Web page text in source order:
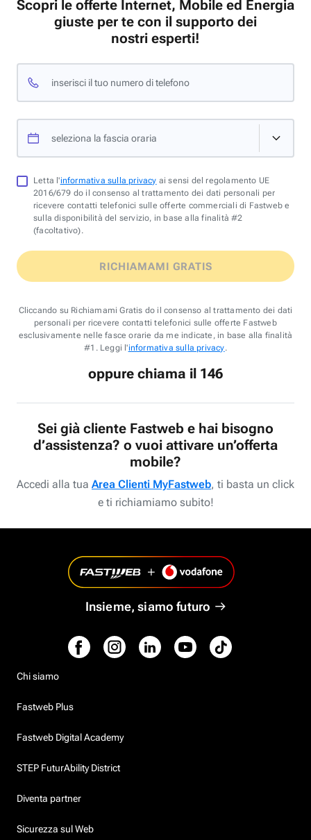
Scopri le offerte Internet, Mobile ed Energia
giuste per te con il supporto dei
nostri esperti!
inserisci il tuo numero di telefono
seleziona la fascia oraria
Letta l'informativa sulla privacy ai sensi del regolamento UE
2016/679 do il consenso al trattamento dei dati personali per
ricevere contatti telefonici sulle offerte commerciali di Fastweb e
sulla disponibilità del servizio, in base alla finalità #2
(facoltativo).
RICHIAMAMI GRATIS
Cliccando su Richiamami Gratis do il consenso al trattamento dei dati
personali per ricevere contatti telefonici sulle offerte Fastweb
esclusivamente nelle fasce orarie da me indicate, in base alla finalità
#1. Leggi l'informativa sulla privacy.
oppure chiama il 146
Sei già cliente Fastweb e hai bisogno
d’assistenza? o vuoi attivare un’offerta
mobile?
Accedi alla tua Area Clienti MyFastweb, ti basta un click
e ti richiamiamo subito!
Insieme, siamo futuro
Chi siamo
Fastweb Plus
Fastweb Digital Academy
STEP FuturAbility District
Diventa partner
Sicurezza sul Web